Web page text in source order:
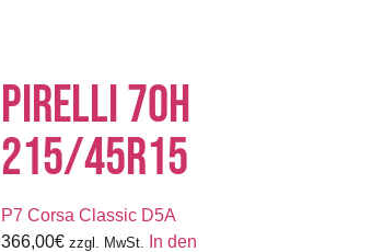
PIRELLI 70H
215/45R15
P7 Corsa Classic D5A
366,00€ zzgl. MwSt.
In den